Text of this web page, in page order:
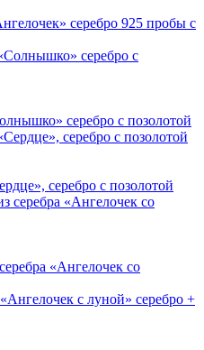
серебро 925 пробы с
серебро с позолотой
серебро с позолотой
«Ангелочек со